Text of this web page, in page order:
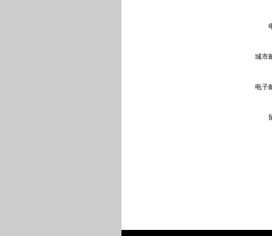
城市
电子